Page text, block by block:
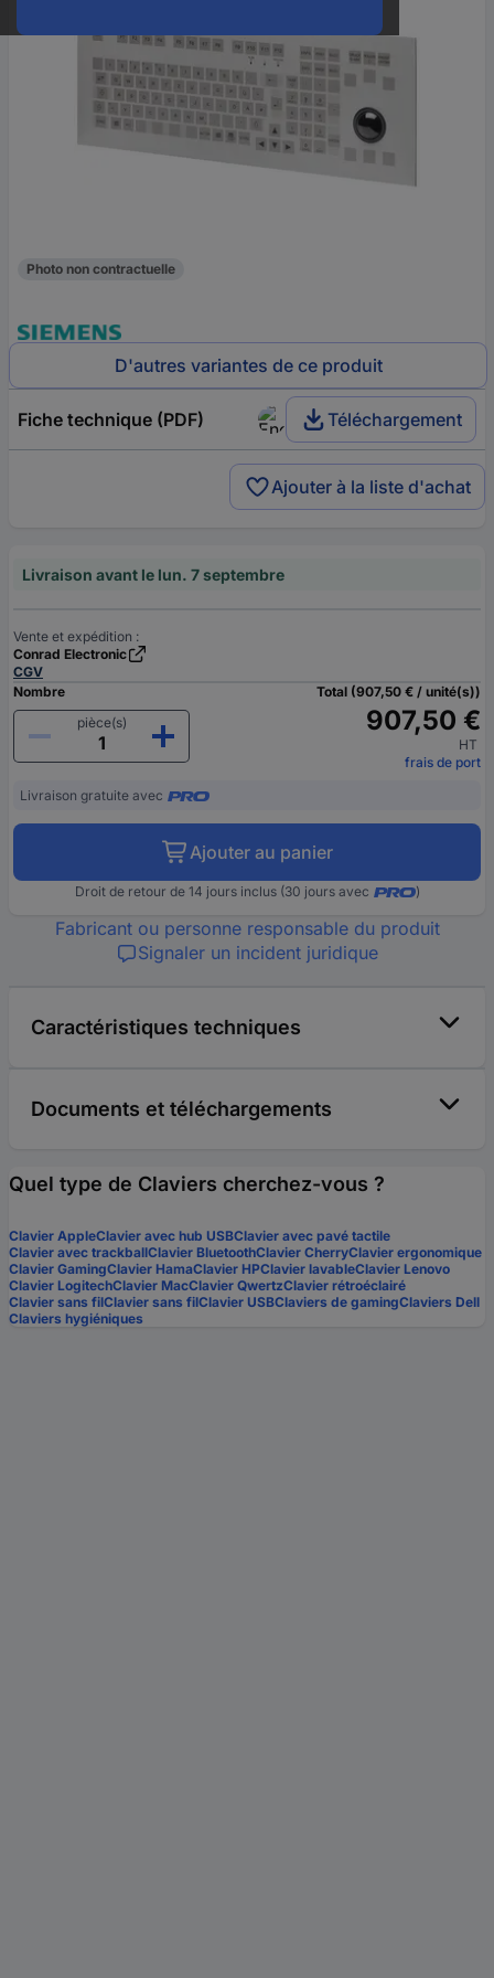
Photo non contractuelle
D'autres variantes de ce produit
Fiche technique (PDF) Téléchargement
Ajouter à la liste d'achat
Livraison avant le lun. 7 septembre
Vente et expédition :
Conrad Electronic
CGV
Nombre
pièce(s)
Total (907,50 € / unité(s))
907,50 €
HT
frais de port
Livraison gratuite avec
Ajouter au panier
Droit de retour de 14 jours inclus (30 jours avec )
Fabricant ou personne responsable du produit
Signaler un incident juridique
Caractéristiques techniques
Documents et téléchargements
Quel type de Claviers cherchez-vous ?
Clavier AppleClavier avec hub USBClavier avec pavé tactile
Clavier avec trackballClavier BluetoothClavier CherryClavier ergonomique
Clavier GamingClavier HamaClavier HPClavier lavableClavier Lenovo
Clavier LogitechClavier MacClavier QwertzClavier rétroéclairé
Clavier sans filClavier sans filClavier USBClaviers de gamingClaviers Dell
Claviers hygiéniques